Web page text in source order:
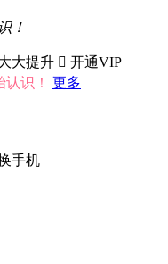
！
大提升  开通VIP
识！ 更多
手机